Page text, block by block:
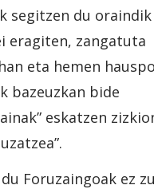
segitzen du oraindik
eragiten, zangatuta
eta hemen
bazeuzkan bide
eskatzen
Foruzaingoak ez